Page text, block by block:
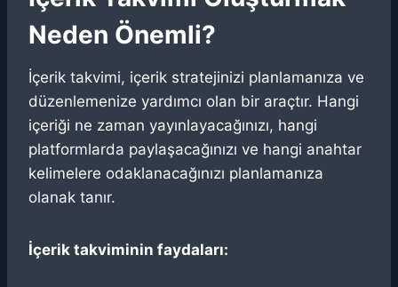
Neden Önemli?
İçerik takvimi, içerik stratejinizi planlamanıza ve
düzenlemenize yardımcı olan bir araçtır. Hangi
içeriği ne zaman yayınlayacağınızı, hangi
platformlarda paylaşacağınızı ve hangi anahtar
kelimelere odaklanacağınızı planlamanıza
olanak tanır.
İçerik takviminin faydaları: